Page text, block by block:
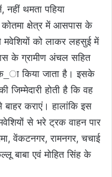
थमता पहिया
क्षेत्र में आसपास के
मवेशियों को लाकर लहसुई में
के ग्रामीण अंचल सहित
किया जाता है। इसके
होती है कि वह
कराएं। हालांकि इस
से भरे ट्रक वाहन पार
वेंकटनगर, रामनगर, चचाई
बाबा एवं मोहित सिंह के